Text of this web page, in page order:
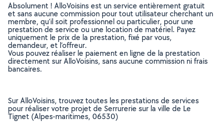
Absolument ! AlloVoisins est un service entièrement gratuit
et sans aucune commission pour tout utilisateur cherchant un
membre, qu’il soit professionnel ou particulier, pour une
prestation de service ou une location de matériel. Payez
uniquement le prix de la prestation, fixé par vous,
demandeur, et l’offreur.
Vous pouvez réaliser le paiement en ligne de la prestation
directement sur AlloVoisins, sans aucune commission ni frais
bancaires.
Sur AlloVoisins, trouvez toutes les prestations de services
pour réaliser votre projet de Serrurerie sur la ville de Le
Tignet (Alpes-maritimes, 06530)